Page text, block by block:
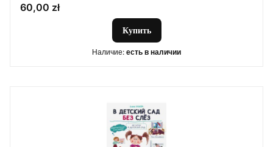
Цена
60,00 zł
Купить
Наличие: есть в наличии